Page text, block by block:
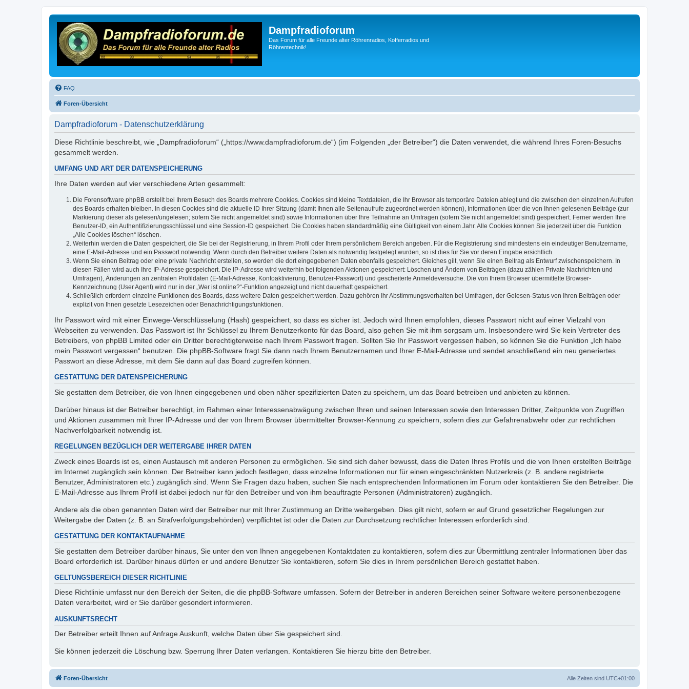
Dampfradioforum
Das Forum für alle Freunde alter Röhrenradios, Kofferradios und
Röhrentechnik!
FAQ
Foren-Übersicht
Dampfradioforum - Datenschutzerklärung
Diese Richtlinie beschreibt, wie „Dampfradioforum“ („https://www.dampfradioforum.de“) (im Folgenden „der Betreiber“) die Daten verwendet, die während Ihres Foren-Besuchs
gesammelt werden.
UMFANG UND ART DER DATENSPEICHERUNG
Ihre Daten werden auf vier verschiedene Arten gesammelt:
Die Forensoftware phpBB erstellt bei Ihrem Besuch des Boards mehrere Cookies. Cookies sind kleine Textdateien, die Ihr Browser als temporäre Dateien ablegt und die zwischen den einzelnen Aufrufen
des Boards erhalten bleiben. In diesen Cookies sind die aktuelle ID Ihrer Sitzung (damit Ihnen alle Seitenaufrufe zugeordnet werden können), Informationen über die von Ihnen gelesenen Beiträge (zur
Markierung dieser als gelesen/ungelesen; sofern Sie nicht angemeldet sind) sowie Informationen über Ihre Teilnahme an Umfragen (sofern Sie nicht angemeldet sind) gespeichert. Ferner werden Ihre
Benutzer-ID, ein Authentifizierungsschlüssel und eine Session-ID gespeichert. Die Cookies haben standardmäßig eine Gültigkeit von einem Jahr. Alle Cookies können Sie jederzeit über die Funktion
„Alle Cookies löschen“ löschen.
Weiterhin werden die Daten gespeichert, die Sie bei der Registrierung, in Ihrem Profil oder Ihrem persönlichem Bereich angeben. Für die Registrierung sind mindestens ein eindeutiger Benutzername,
eine E-Mail-Adresse und ein Passwort notwendig. Wenn durch den Betreiber weitere Daten als notwendig festgelegt wurden, so ist dies für Sie vor deren Eingabe ersichtlich.
Wenn Sie einen Beitrag oder eine private Nachricht erstellen, so werden die dort eingegebenen Daten ebenfalls gespeichert. Gleiches gilt, wenn Sie einen Beitrag als Entwurf zwischenspeichern. In
diesen Fällen wird auch Ihre IP-Adresse gespeichert. Die IP-Adresse wird weiterhin bei folgenden Aktionen gespeichert: Löschen und Ändern von Beiträgen (dazu zählen Private Nachrichten und
Umfragen), Änderungen an zentralen Profildaten (E-Mail-Adresse, Kontoaktivierung, Benutzer-Passwort) und gescheiterte Anmeldeversuche. Die von Ihrem Browser übermittelte Browser-
Kennzeichnung (User Agent) wird nur in der „Wer ist online?“-Funktion angezeigt und nicht dauerhaft gespeichert.
Schließlich erfordern einzelne Funktionen des Boards, dass weitere Daten gespeichert werden. Dazu gehören Ihr Abstimmungsverhalten bei Umfragen, der Gelesen-Status von Ihren Beiträgen oder
explizit von Ihnen gesetzte Lesezeichen oder Benachrichtigungsfunktionen.
Ihr Passwort wird mit einer Einwege-Verschlüsselung (Hash) gespeichert, so dass es sicher ist. Jedoch wird Ihnen empfohlen, dieses Passwort nicht auf einer Vielzahl von
Webseiten zu verwenden. Das Passwort ist Ihr Schlüssel zu Ihrem Benutzerkonto für das Board, also gehen Sie mit ihm sorgsam um. Insbesondere wird Sie kein Vertreter des
Betreibers, von phpBB Limited oder ein Dritter berechtigterweise nach Ihrem Passwort fragen. Sollten Sie Ihr Passwort vergessen haben, so können Sie die Funktion „Ich habe
mein Passwort vergessen“ benutzen. Die phpBB-Software fragt Sie dann nach Ihrem Benutzernamen und Ihrer E-Mail-Adresse und sendet anschließend ein neu generiertes
Passwort an diese Adresse, mit dem Sie dann auf das Board zugreifen können.
GESTATTUNG DER DATENSPEICHERUNG
Sie gestatten dem Betreiber, die von Ihnen eingegebenen und oben näher spezifizierten Daten zu speichern, um das Board betreiben und anbieten zu können.
Darüber hinaus ist der Betreiber berechtigt, im Rahmen einer Interessenabwägung zwischen Ihren und seinen Interessen sowie den Interessen Dritter, Zeitpunkte von Zugriffen
und Aktionen zusammen mit Ihrer IP-Adresse und der von Ihrem Browser übermittelter Browser-Kennung zu speichern, sofern dies zur Gefahrenabwehr oder zur rechtlichen
Nachverfolgbarkeit notwendig ist.
REGELUNGEN BEZÜGLICH DER WEITERGABE IHRER DATEN
Zweck eines Boards ist es, einen Austausch mit anderen Personen zu ermöglichen. Sie sind sich daher bewusst, dass die Daten Ihres Profils und die von Ihnen erstellten Beiträge
im Internet zugänglich sein können. Der Betreiber kann jedoch festlegen, dass einzelne Informationen nur für einen eingeschränkten Nutzerkreis (z. B. andere registrierte
Benutzer, Administratoren etc.) zugänglich sind. Wenn Sie Fragen dazu haben, suchen Sie nach entsprechenden Informationen im Forum oder kontaktieren Sie den Betreiber. Die
E-Mail-Adresse aus Ihrem Profil ist dabei jedoch nur für den Betreiber und von ihm beauftragte Personen (Administratoren) zugänglich.
Andere als die oben genannten Daten wird der Betreiber nur mit Ihrer Zustimmung an Dritte weitergeben. Dies gilt nicht, sofern er auf Grund gesetzlicher Regelungen zur
Weitergabe der Daten (z. B. an Strafverfolgungsbehörden) verpflichtet ist oder die Daten zur Durchsetzung rechtlicher Interessen erforderlich sind.
GESTATTUNG DER KONTAKTAUFNAHME
Sie gestatten dem Betreiber darüber hinaus, Sie unter den von Ihnen angegebenen Kontaktdaten zu kontaktieren, sofern dies zur Übermittlung zentraler Informationen über das
Board erforderlich ist. Darüber hinaus dürfen er und andere Benutzer Sie kontaktieren, sofern Sie dies in Ihrem persönlichen Bereich gestattet haben.
GELTUNGSBEREICH DIESER RICHTLINIE
Diese Richtlinie umfasst nur den Bereich der Seiten, die die phpBB-Software umfassen. Sofern der Betreiber in anderen Bereichen seiner Software weitere personenbezogene
Daten verarbeitet, wird er Sie darüber gesondert informieren.
AUSKUNFTSRECHT
Der Betreiber erteilt Ihnen auf Anfrage Auskunft, welche Daten über Sie gespeichert sind.
Sie können jederzeit die Löschung bzw. Sperrung Ihrer Daten verlangen. Kontaktieren Sie hierzu bitte den Betreiber.
Foren-Übersicht Alle Zeiten sind UTC+01:00